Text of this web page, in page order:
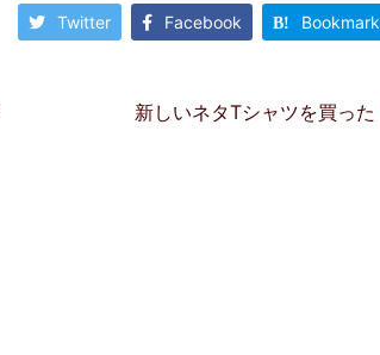
Twitter Facebook Bookmark
新しいネタTシャツを買った